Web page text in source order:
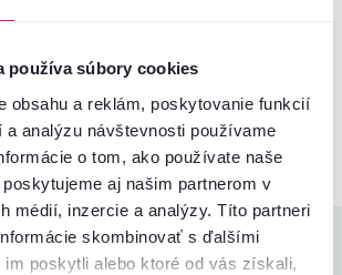
používa súbory cookies
obsahu a reklám, poskytovanie funkcií
a analýzu návštevnosti používame
o tom, ako používate naše
aj našim partnerom v
médií, inzercie a analýzy. Títo partneri
skombinovať s ďalšími
poskytli alebo ktoré od vás získali,
nás a my vám radi poradíme
produktu